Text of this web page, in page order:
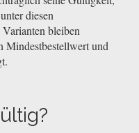
diesen
bleiben
Mindestbestellwert und